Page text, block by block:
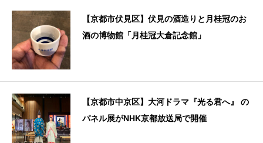
【京都市伏見区】伏見の酒造りと月桂冠のお
酒の博物館「月桂冠大倉記念館」
【京都市中京区】大河ドラマ『光る君へ』 の
パネル展がNHK京都放送局で開催